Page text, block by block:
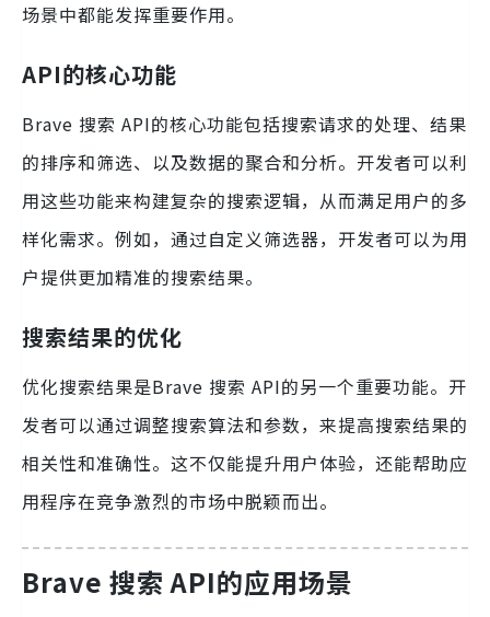
场景中都能发挥重要作用。
API的核心功能
Brave 搜索 API的核心功能包括搜索请求的处理、结果
的排序和筛选、以及数据的聚合和分析。开发者可以利
用这些功能来构建复杂的搜索逻辑，从而满足用户的多
样化需求。例如，通过自定义筛选器，开发者可以为用
户提供更加精准的搜索结果。
搜索结果的优化
优化搜索结果是Brave 搜索 API的另一个重要功能。开
发者可以通过调整搜索算法和参数，来提高搜索结果的
相关性和准确性。这不仅能提升用户体验，还能帮助应
用程序在竞争激烈的市场中脱颖而出。
Brave 搜索 API的应用场景